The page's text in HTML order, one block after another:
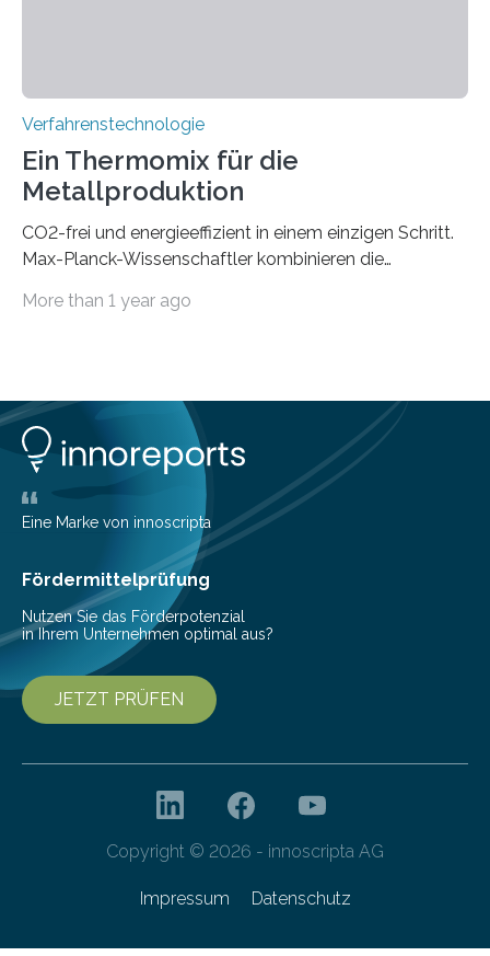
Verfahrenstechnologie
Ein Thermomix für die
Metallproduktion
CO2-frei und energieeffizient in einem einzigen Schritt.
Max-Planck-Wissenschaftler kombinieren die
von Metallen und Legierungen in einem einzigen,
der globalen CO2-Emissionen verantwortlich. Allein um
eine Tonne Eisen zu produzieren, werden zwei Tonnen
CO2 ausgestoßen. Bei der Produktion von einer Tonne
Nickel fallen sogar 14 Tonnen oder mehr CO2 an. Dabei
sind Eisen und…
More than 1 year ago
Eine Marke von innoscripta
Fördermittelprüfung
Nutzen Sie das Förderpotenzial
in Ihrem Unternehmen optimal aus?
JETZT PRÜFEN
Copyright © 2026 - innoscripta AG
Impressum Datenschutz